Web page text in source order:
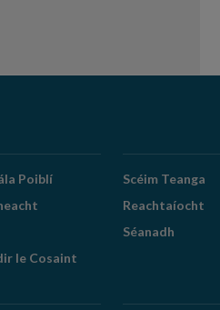
Poiblí
le Cosaint
Scéim Teanga
Reachtaíocht
Séanadh